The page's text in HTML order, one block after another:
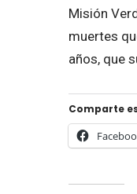
Misión
muertes
años, que
Comparte